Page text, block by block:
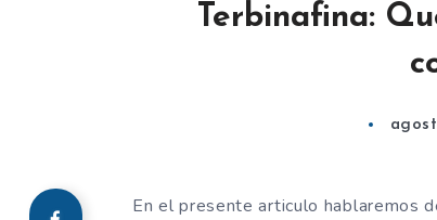
Terbinafina:
En el presente articulo hablaremos